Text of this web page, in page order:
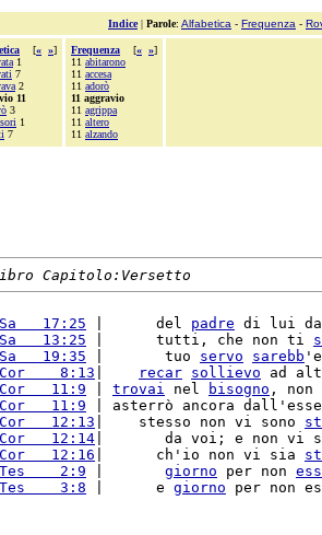
Indice| Parole: Alfabetica - Frequenza -
[« »]
1
7
2
11
3
1
7
Frequenza [« »]
11 abitarono
11 accesa
11 adorò
11 aggravio
11 agrippa
11 altero
11 alzando
Capitolo:Versetto
17:25 |      del padre di lui
13:25 |      tutti, che non ti
19:35 |       tuo servo sarebb
8:13 recar sollievo ad
11:9 trovai nel bisogno ,
11:9 | asterrò ancora
12:13 |    stesso non vi sono
12:14 |       da voi; e non vi
12:16 |      ch'io non vi sia
2:9 giorno per non
3:8 |      e giorno per non